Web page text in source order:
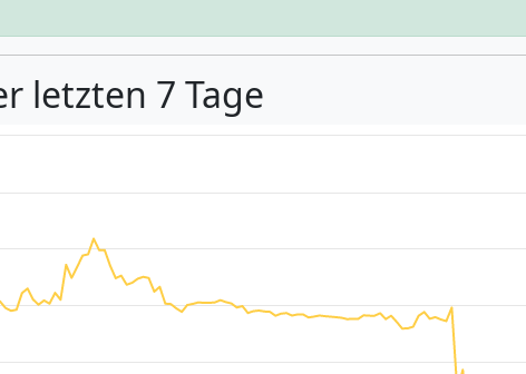
letzten 7 Tage